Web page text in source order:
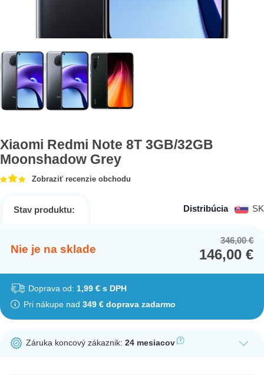
Xiaomi Redmi Note 8T 3GB/32GB
Moonshadow Grey
Zobraziť recenzie obchodu
Stav produktu: Distribúcia SK
Nie je na sklade
346,00€
146,00€
Doprava od: 1,99 € s DPH
Pri nákupe nad 349 € doprava zadarmo
Záruka koncový zákaznik:24 mesiacov